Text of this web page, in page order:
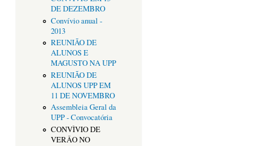
DE DEZEMBRO
Convívio anual -
2013
REUNIÃO DE
ALUNOS E
MAGUSTO NA UPP
REUNIÃO DE
ALUNOS UPP EM
11 DE NOVEMBRO
Assembleia Geral da
UPP - Convocatória
CONVÌVIO DE
VERÂO NO